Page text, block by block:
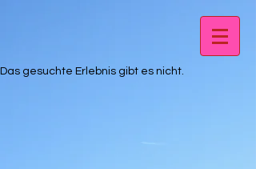
Das gesuchte Erlebnis gibt es nicht.